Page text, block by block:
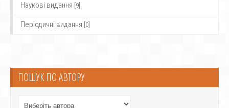
Наукові видання [9]
Періодичні видання [0]
ПОШУК ПО АВТОРУ